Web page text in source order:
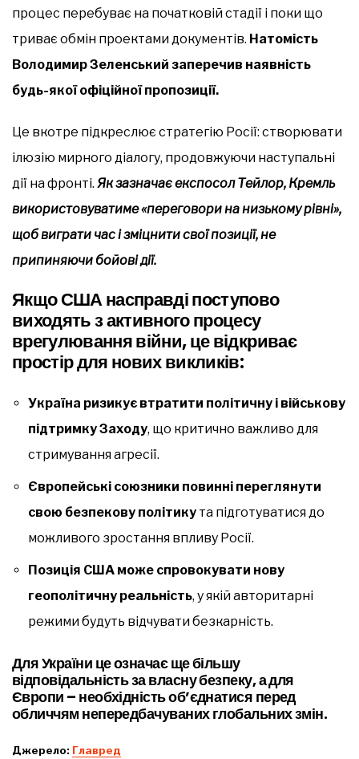
процес перебуває на початковій стадії і поки що
триває обмін проектами документів. Натомість
Володимир Зеленський заперечив наявність
будь-якої офіційної пропозиції.
Це вкотре підкреслює стратегію Росії: створювати
ілюзію мирного діалогу, продовжуючи наступальні
дії на фронті. Як зазначає експосол Тейлор, Кремль
використовуватиме «переговори на низькому рівні»,
щоб виграти час і зміцнити свої позиції, не
припиняючи бойові дії.
Якщо США насправді поступово
виходять з активного процесу
врегулювання війни, це відкриває
простір для нових викликів:
Україна ризикує втратити політичну і військову
підтримку Заходу, що критично важливо для
стримування агресії.
Європейські союзники повинні переглянути
свою безпекову політику та підготуватися до
можливого зростання впливу Росії.
Позиція США може спровокувати нову
геополітичну реальність, у якій авторитарні
режими будуть відчувати безкарність.
Для України це означає ще більшу
відповідальність за власну безпеку, а для
Європи – необхідність об’єднатися перед
обличчям непередбачуваних глобальних змін.
Джерело: Главред